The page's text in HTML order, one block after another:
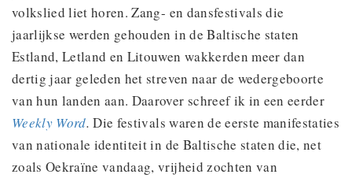
volkslied liet horen. Zang- en dansfestivals die
jaarlijkse werden gehouden in de Baltische staten
Estland, Letland en Litouwen wakkerden meer dan
dertig jaar geleden het streven naar de wedergeboorte
van hun landen aan. Daarover schreef ik in een eerder
Weekly Word. Die festivals waren de eerste manifestaties
van nationale identiteit in de Baltische staten die, net
zoals Oekraïne vandaag, vrijheid zochten van